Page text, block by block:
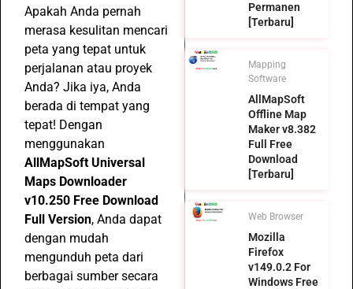
Apakah Anda pernah
merasa kesulitan mencari
peta yang tepat untuk
perjalanan atau proyek
Anda? Jika iya, Anda
berada di tempat yang
tepat! Dengan
menggunakan
AllMapSoft Universal
Maps Downloader
v10.250 Free Download
Full Version, Anda dapat
dengan mudah
mengunduh peta dari
berbagai sumber secara
Permanen
[Terbaru]
Mapping
Software
AllMapSoft
Offline Map
Maker v8.382
Full Free
Download
[Terbaru]
Web Browser
Mozilla
Firefox
v149.0.2 For
Windows Free